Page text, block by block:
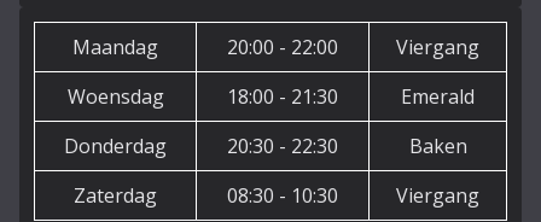
Maandag 20:00 - 22:00
Viergang
Woensdag
18:00 - 21:30
Emerald
Donderdag
20:30 - 22:30
Baken
Zaterdag
08:30 - 10:30 Viergang